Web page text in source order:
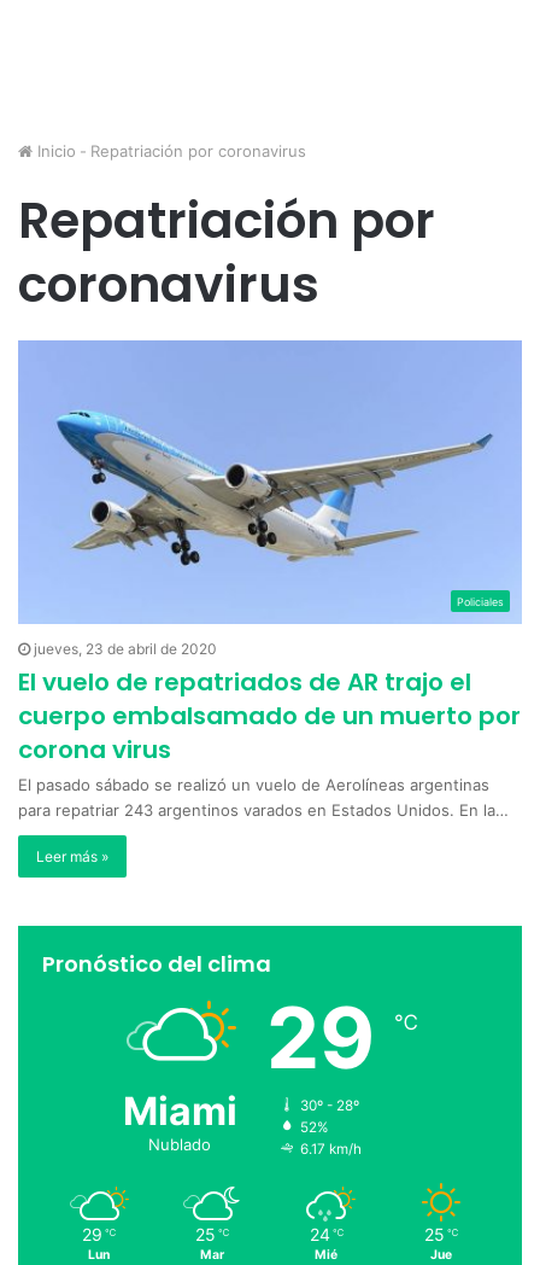
Inicio - Repatriación por coronavirus
Repatriación por
coronavirus
Policiales
jueves, 23 de abril de 2020
El vuelo de repatriados de AR trajo el
cuerpo embalsamado de un muerto por
corona virus
El pasado sábado se realizó un vuelo de Aerolíneas argentinas
para repatriar 243 argentinos varados en Estados Unidos. En la…
Leer más »
Pronóstico del clima
Miami
Nublado
29 ℃
30º - 28º
52%
6.17 km/h
29 ℃
Lun
25 ℃
Mar
24 ℃
Mié
25 ℃
Jue